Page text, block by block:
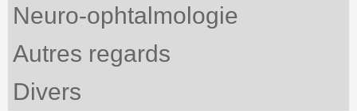
Neuro-ophtalmologie
Autres regards
Divers